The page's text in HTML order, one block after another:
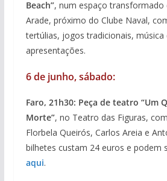
Beach”, num espaço
Arade, próximo do Clube Naval,
tertúlias, jogos tradicionais, música
apresentações.
6 de junho, sábado:
Faro, 21h30: Peça de teatro “Um
Morte”, no Teatro das Figuras,
Florbela Queirós, Carlos Areia e
bilhetes custam 24 euros e podem
aqui.